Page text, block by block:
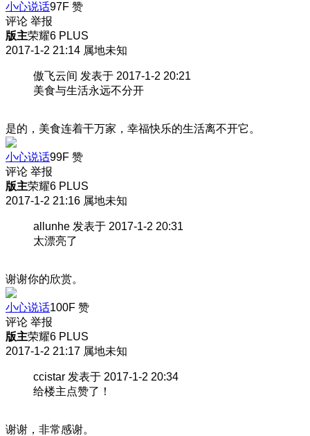
小心说话97F 赞
评论 举报
版主荣耀6 PLUS
2017-1-2 21:14 属地未知
傲飞云间 发表于 2017-1-2 20:21
美食与生活永远不分开
是的，美食连着干万家，幸福快乐的生活离不开它。
小心说话99F 赞
评论 举报
版主荣耀6 PLUS
2017-1-2 21:16 属地未知
allunhe 发表于 2017-1-2 20:31
太漂亮了
谢谢你的欣赏。
小心说话100F 赞
评论 举报
版主荣耀6 PLUS
2017-1-2 21:17 属地未知
ccistar 发表于 2017-1-2 20:34
给楼主点赞了！
谢谢，非常感谢。